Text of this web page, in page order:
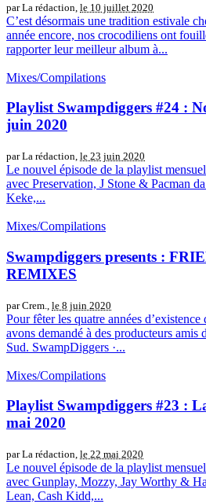
par La rédaction, le 10 juillet 2020
C’est désormais une tradition estivale
année encore, nos crocodiliens ont
rapporter leur meilleur album à...
Mixes/Compilations
Playlist Swampdiggers #24 :
juin 2020
par La rédaction, le 23 juin 2020
Le nouvel épisode de la playlist
avec Preservation, J Stone & Pacman
Keke,...
Mixes/Compilations
Swampdiggers presents :
REMIXES
par Crem., le 8 juin 2020
Pour fêter les quatre années
avons demandé à des producteurs amis
Sud. SwampDiggers ·...
Mixes/Compilations
Playlist Swampdiggers #23 :
mai 2020
par La rédaction, le 22 mai 2020
Le nouvel épisode de la playlist
avec Gunplay, Mozzy, Jay Worthy &
Lean, Cash Kidd,...